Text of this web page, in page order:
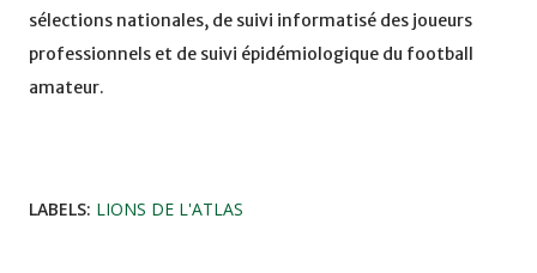
sélections nationales, de suivi informatisé des joueurs
professionnels et de suivi épidémiologique du football
amateur.
LABELS: LIONS DE L'ATLAS